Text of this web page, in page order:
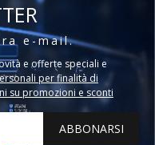
e-mail.
e offerte speciali e
per finalità di
su promozioni e sconti
ABBONARSI